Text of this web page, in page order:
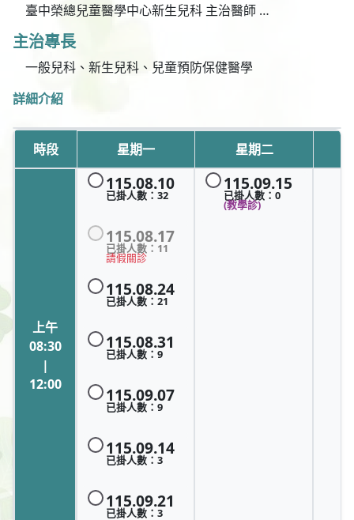
臺中榮總兒童醫學中心新生兒科 主治醫師
國立中興大學學士後醫學系 兼任講師
曾任：
臺中榮總兒童醫學部新生兒科 研究醫師
臺中榮總兒童醫學部 總醫師
臺中榮總兒童醫學部 住院醫師
主治專長
一般兒科、新生兒科、兒童預防保健醫學
詳細介紹
時段 星期一 星期二
上午
08:30
|
12:00
115.08.10
已掛人數： 32
115.08.17
已掛人數： 11
請假關診
115.08.24
已掛人數： 21
115.08.31
已掛人數： 9
115.09.07
已掛人數： 9
115.09.14
已掛人數： 3
115.09.21
已掛人數： 3
115.09.15
已掛人數： 0
(教學診)